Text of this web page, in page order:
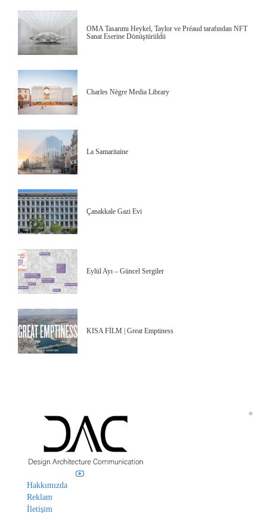
OMA Tasarımı Heykel, Taylor ve Préaud tarafından NFT
Sanat Eserine Dönüştürüldü
Charles Nègre Media Library
La Samaritaine
Çanakkale Gazi Evi
Eylül Ayı – Güncel Sergiler
KISA FİLM | Great Emptiness
Hakkımızda
Reklam
İletişim
©